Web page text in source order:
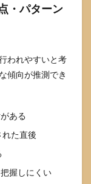
・パターン
われやすいと考
傾向が推測でき
ある
た直後
握しにくい